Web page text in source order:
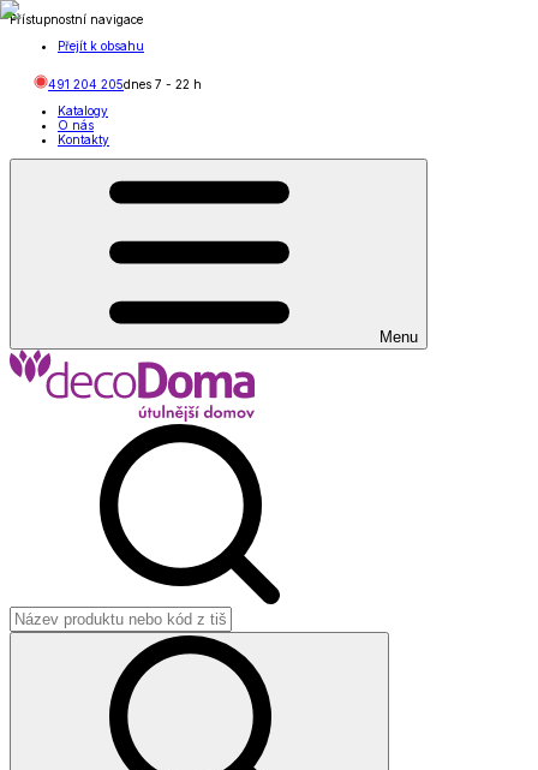
Přístupnostní navigace
Přejít k obsahu
491 204 205dnes 7 - 22 h
Katalogy
O nás
Kontakty
Menu